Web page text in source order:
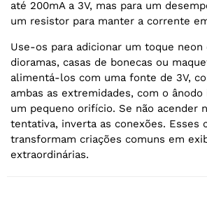
até 200mA a 3V, mas para um
um resistor para manter a corrente
Use-os para adicionar um toque
dioramas, casas de bonecas ou
alimentá-los com uma fonte de 3V,
ambas as extremidades, com o
um pequeno orifício. Se não acender
tentativa, inverta as conexões. Esses
transformam criações comuns em
extraordinárias.